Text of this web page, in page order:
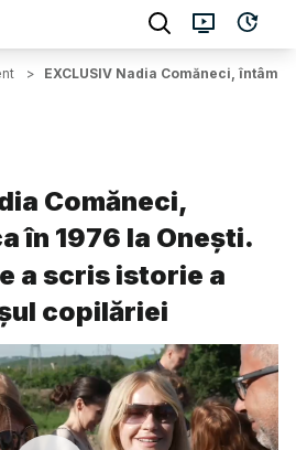
> EXCLUSIV Nadia Comăneci,
Comăneci,
în 1976 la Onești.
a scris istorie a
copilăriei